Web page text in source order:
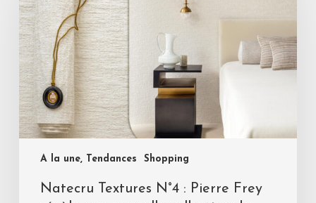
A la une, Tendances Shopping
Natecru Textures N°4 : Pierre Frey